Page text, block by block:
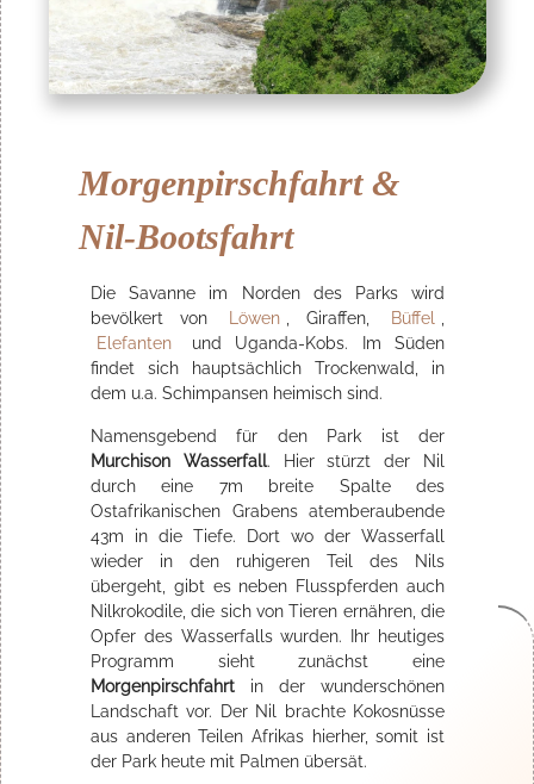
Morgenpirschfahrt &
Nil-Bootsfahrt
Die Savanne im Norden des Parks wird
bevölkert von
Löwen , Giraffen, Büffel ,
Elefanten
und Uganda-Kobs. Im Süden
findet sich hauptsächlich Trockenwald, in
dem u.a. Schimpansen heimisch sind.
Namensgebend für den Park ist der
Murchison Wasserfall. Hier stürzt der Nil
durch eine 7m breite Spalte des
Ostafrikanischen Grabens atemberaubende
43m in die Tiefe. Dort wo der Wasserfall
wieder in den ruhigeren Teil des Nils
übergeht, gibt es neben Flusspferden auch
Nilkrokodile, die sich von Tieren ernähren, die
Opfer des Wasserfalls wurden. Ihr heutiges
Programm sieht zunächst eine
Morgenpirschfahrt in der wunderschönen
Landschaft vor. Der Nil brachte Kokosnüsse
aus anderen Teilen Afrikas hierher, somit ist
der Park heute mit Palmen übersät.